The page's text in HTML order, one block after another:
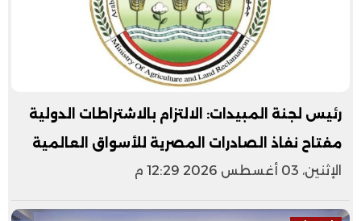
رئيس لجنة المبيدات: الالتزام بالاشتراطات الدولية
مفتاح نفاذ الصادرات المصرية للأسواق العالمية
الإثنين، 03 أغسطس 2026 12:29 م